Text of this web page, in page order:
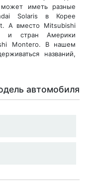
иметь разные
Solaris в Корее
А вместо Mitsubishi
и стран Америки
Montero. В нашем
названий,
автомобиля